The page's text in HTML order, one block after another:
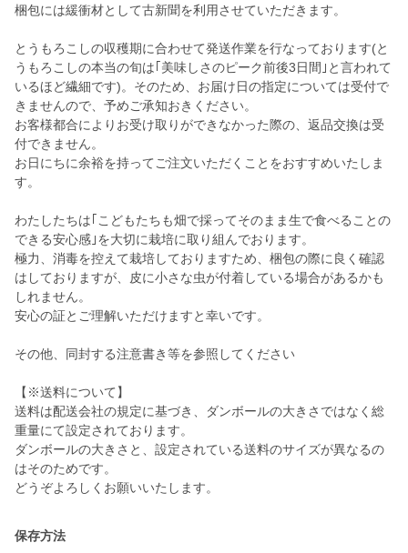
梱包には緩衝材として古新聞を利用させていただきます。
とうもろこしの収穫期に合わせて発送作業を行なっております(と
うもろこしの本当の旬は｢美味しさのピーク前後3日間｣と言われて
いるほど繊細です)。そのため、お届け日の指定については受付で
きませんので、予めご承知おきください。
お客様都合によりお受け取りができなかった際の、返品交換は受
付できません。
お日にちに余裕を持ってご注文いただくことをおすすめいたしま
す。
わたしたちは｢こどもたちも畑で採ってそのまま生で食べることの
できる安心感｣を大切に栽培に取り組んでおります。
極力、消毒を控えて栽培しておりますため、梱包の際に良く確認
はしておりますが、皮に小さな虫が付着している場合があるかも
しれません。
安心の証とご理解いただけますと幸いです。
その他、同封する注意書き等を参照してください
【※送料について】
送料は配送会社の規定に基づき、ダンボールの大きさではなく総
重量にて設定されております。
ダンボールの大きさと、設定されている送料のサイズが異なるの
はそのためです。
どうぞよろしくお願いいたします。
保存方法